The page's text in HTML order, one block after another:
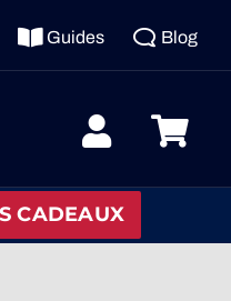
Guides Blog
CADEAUX